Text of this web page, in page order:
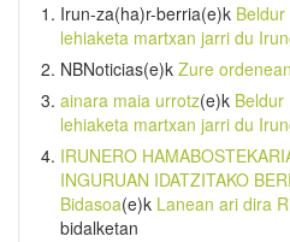
Irun-za(ha)r-berria(e)k
lehiaketa martxan jarri du
NBNoticias(e)k Zure ordenean
ainara maia urrotz(e)k Beldur
lehiaketa martxan jarri du
IRUNERO
INGURUAN IDATZITAKO
Bidasoa(e)k Lanean ari dira
bidalketan